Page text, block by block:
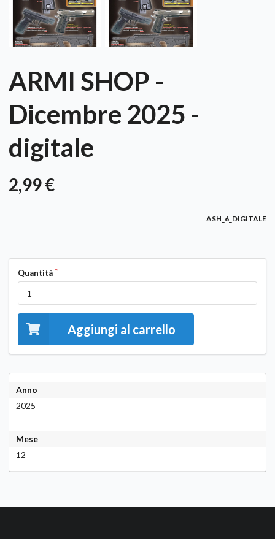
ARMI SHOP -
Dicembre 2025 -
digitale
2,99 €
ASH_6_DIGITALE
Quantità
Aggiungi al carrello
Anno
2025
Mese
12